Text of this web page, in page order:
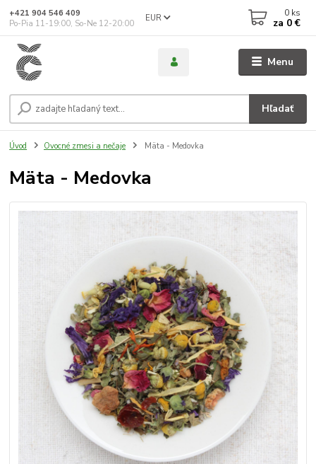
Menu
EUR
Hľadať
+421 904 546 409
Po-Pia 11-19:00, So-Ne 12-20:00
0 ks
za 0 €
Úvod Ovocné zmesi a nečaje Mäta - Medovka
Mäta - Medovka